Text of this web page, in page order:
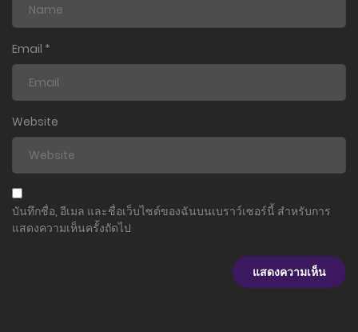
Email *
Website
บันทึกชื่อ, อีเมล และชื่อเว็บไซต์ของฉันบนเบราว์เซอร์นี้ สำหรับการ
แสดงความเห็นครั้งถัดไป